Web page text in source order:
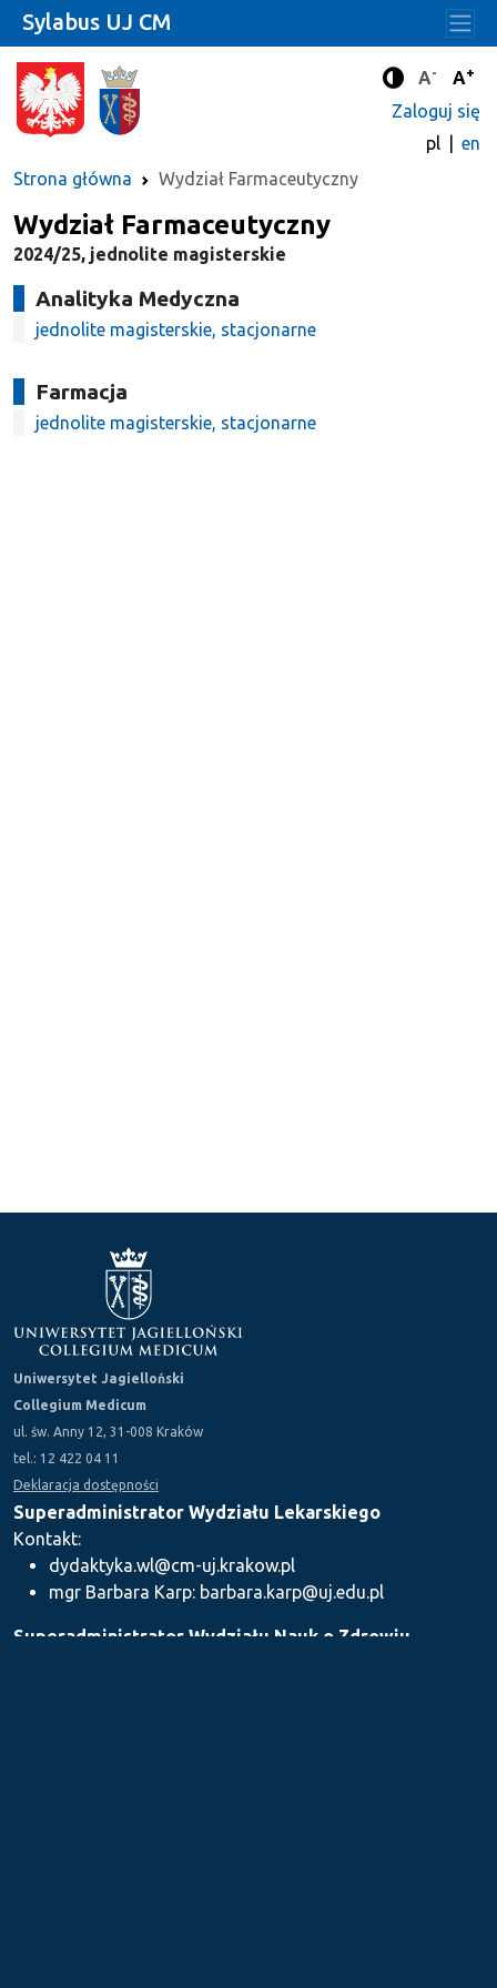
Tryb
A- A+
Zaloguj się
pl
en
Strona główna
Wydział Farmaceutyczny
Sylabus UJ CM
Wydział Farmaceutyczny
2024/25, jednolite magisterskie
Analityka Medyczna
jednolite magisterskie, stacjonarne
Farmacja
jednolite magisterskie, stacjonarne
Uniwersytet Jagielloński
Collegium Medicum
ul. św. Anny 12, 31-008 Kraków
tel.: 12 422 04 11
Deklaracja dostępności
Superadministrator Wydziału Lekarskiego
Kontakt:
dydaktyka.wl@cm-uj.krakow.pl
mgr Barbara Karp: barbara.karp@uj.edu.pl
Superadministrator Wydziału Nauk o Zdrowiu